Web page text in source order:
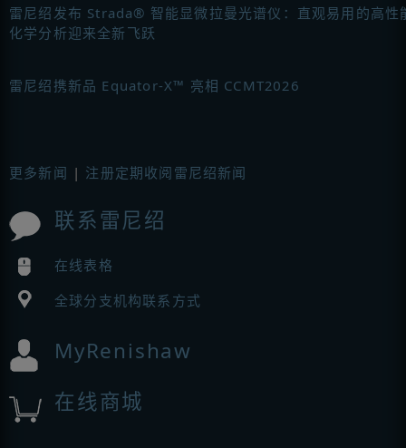
雷尼绍发布 Strada® 智能显微拉曼光谱仪：直观易用的高性
化学分析迎来全新飞跃
雷尼绍携新品 Equator-X™ 亮相 CCMT2026
更多新闻 | 注册定期收阅雷尼绍新闻
联系雷尼绍
在线表格
全球分支机构联系方式
MyRenishaw
在线商城